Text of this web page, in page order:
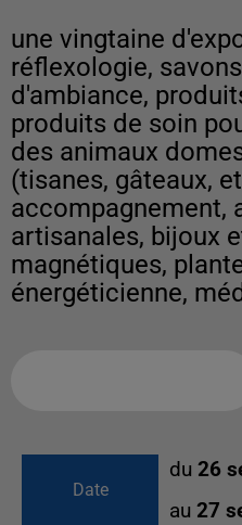
une vingtaine
réflexologie,
d'ambiance,
produits de soin
des animaux
(tisanes, gâteaux,
accompagnement,
artisanales, bijoux
magnétiques,
énergéticienne,
Date
du 26
au 27